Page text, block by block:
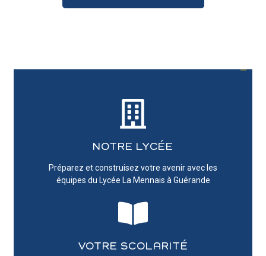
NOTRE LYCÉE
Préparez et construisez votre avenir avec les
équipes du Lycée La Mennais à Guérande
VOTRE SCOLARITÉ